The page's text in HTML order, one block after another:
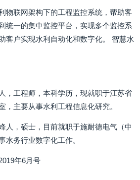
物联网架构下的工程监控系统，帮助客
统一的集中监控平台，实现多个监控系
客户实现水利自动化和数字化。 智慧水
，工程师，本科学历，现就职于江苏省
，主要从事水利工程信息化研究。
人，硕士，目前就职于施耐德电气（中
水务行业数字化工作。
年6月号